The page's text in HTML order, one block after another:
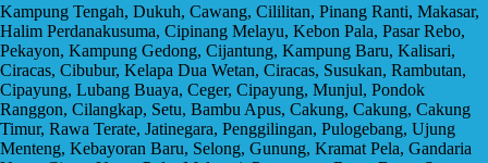
Kampung Tengah, Dukuh, Cawang, Cililitan, Pinang Ranti, Makasar,
Halim Perdanakusuma, Cipinang Melayu, Kebon Pala, Pasar Rebo,
Pekayon, Kampung Gedong, Cijantung, Kampung Baru, Kalisari,
Ciracas, Cibubur, Kelapa Dua Wetan, Ciracas, Susukan, Rambutan,
Cipayung, Lubang Buaya, Ceger, Cipayung, Munjul, Pondok
Ranggon, Cilangkap, Setu, Bambu Apus, Cakung, Cakung, Cakung
Timur, Rawa Terate, Jatinegara, Penggilingan, Pulogebang, Ujung
Menteng, Kebayoran Baru, Selong, Gunung, Kramat Pela, Gandaria